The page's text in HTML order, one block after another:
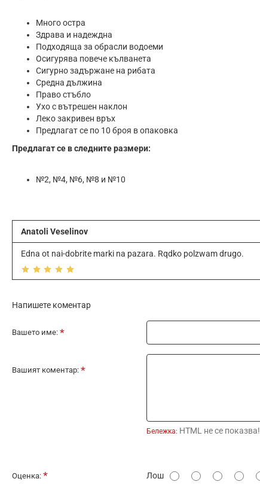
Много остра
Здрава и надеждна
Подходяща за обрасли водоеми
Осигурява повече кълванета
Сигурно задържане на рибата
Средна дължина
Право стъбло
Ухо с вътрешен наклон
Леко закривен връх
Предлагат се по 10 броя в опаковка
Предлагат се в следните размери:
№2, №4, №6, №8 и №10
Anatoli Veselinov
Edna ot nai-dobrite marki na pazara. Rqdko polzwam drugo.
Напишете коментар
Вашето име:
Вашият коментар:
Бележка: HTML не се показва!
О
Оценка: Лош